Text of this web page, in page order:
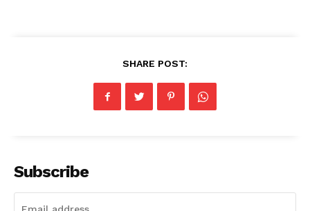
SHARE POST:
Subscribe